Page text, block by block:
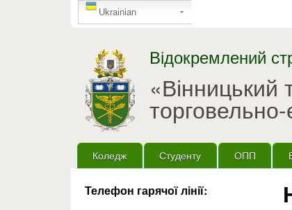
GTranslate
Ukrainian
Відокремлений
торговельно-
Головне меню
Коледж Студенту ОПП
Телефон гарячої лінії: